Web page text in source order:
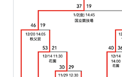
山田幸代（ラクロス選
関連キーワード
産近甲龍（同じ京都市